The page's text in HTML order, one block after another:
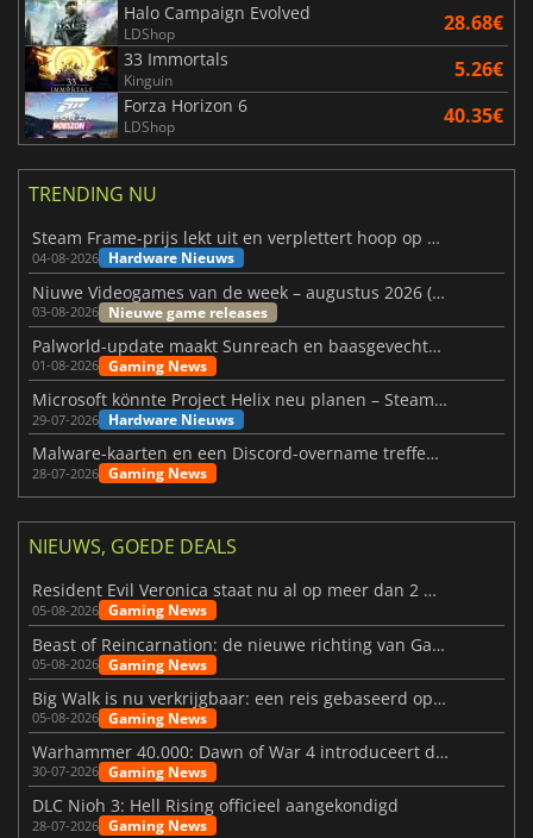
Halo Campaign Evolved
LDShop 28.68€
33 Immortals
Kinguin 5.26€
Forza Horizon 6
LDShop 40.35€
TRENDING NU
Steam Frame-prijs lekt uit en verplettert hoop op betaalbare VR
04-08-2026 Hardware Nieuws
Niuwe Videogames van de week – augustus 2026 (week 32)
03-08-2026 Nieuwe game releases
Palworld-update maakt Sunreach en baasgevechten stabieler
01-08-2026 Gaming News
Microsoft könnte Project Helix neu planen – Steam-Support wackelt
29-07-2026 Hardware Nieuws
Malware-kaarten en een Discord-overname treffen Meccha Chameleon
28-07-2026 Gaming News
NIEUWS, GOEDE DEALS
Resident Evil Veronica staat nu al op meer dan 2 miljoen verlanglijstjes
05-08-2026 Gaming News
Beast of Reincarnation: de nieuwe richting van Game Freak
05-08-2026 Gaming News
Big Walk is nu verkrijgbaar: een reis gebaseerd op vriendschap
05-08-2026 Gaming News
Warhammer 40.000: Dawn of War 4 introduceert de Necron-factie
30-07-2026 Gaming News
DLC Nioh 3: Hell Rising officieel aangekondigd
28-07-2026 Gaming News